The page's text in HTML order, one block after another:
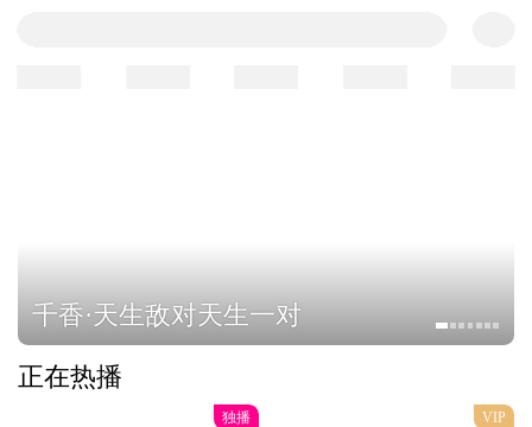
千香·天生敌对天生一对
正在热播
独播 VIP